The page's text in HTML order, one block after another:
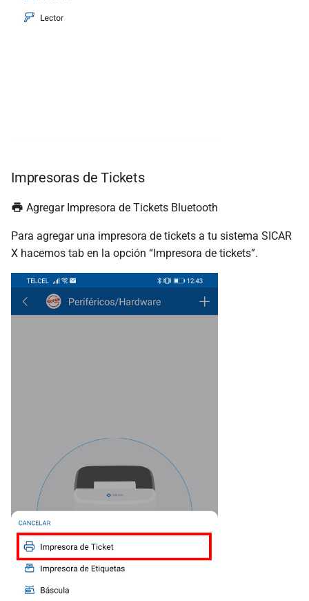
Impresoras de Tickets
Agregar Impresora de Tickets Bluetooth
Para agregar una impresora de tickets a tu sistema SICAR
X hacemos tab en la opción “Impresora de tickets”.